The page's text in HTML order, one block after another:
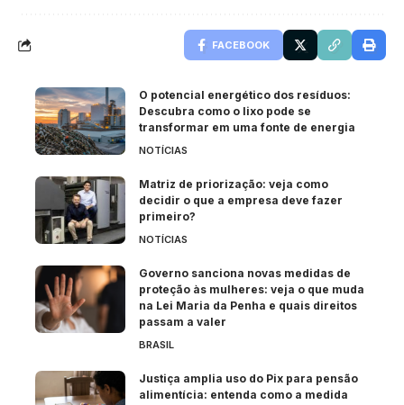
FACEBOOK
O potencial energético dos resíduos:
Descubra como o lixo pode se
transformar em uma fonte de energia
NOTÍCIAS
Matriz de priorização: veja como
decidir o que a empresa deve fazer
primeiro?
NOTÍCIAS
Governo sanciona novas medidas de
proteção às mulheres: veja o que muda
na Lei Maria da Penha e quais direitos
passam a valer
BRASIL
Justiça amplia uso do Pix para pensão
alimentícia: entenda como a medida